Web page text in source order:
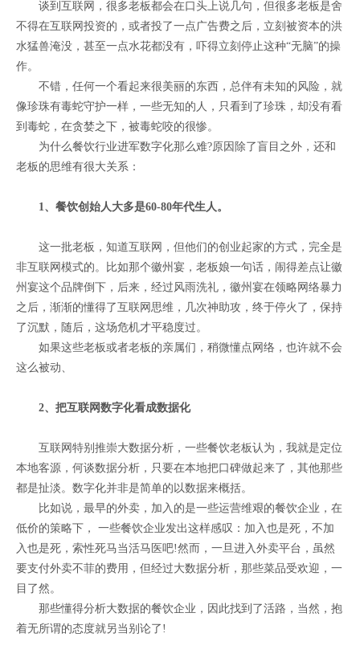
谈到互联网，很多老板都会在口头上说几句，但很多老板是舍
不得在互联网投资的，或者投了一点广告费之后，立刻被资本的洪
水猛兽淹没，甚至一点水花都没有，吓得立刻停止这种“无脑”的操
作。
不错，任何一个看起来很美丽的东西，总伴有未知的风险，就
像珍珠有毒蛇守护一样，一些无知的人，只看到了珍珠，却没有看
到毒蛇，在贪婪之下，被毒蛇咬的很惨。
为什么餐饮行业进军数字化那么难?原因除了盲目之外，还和
老板的思维有很大关系：
1、餐饮创始人大多是60-80年代生人。
这一批老板，知道互联网，但他们的创业起家的方式，完全是
非互联网模式的。比如那个徽州宴，老板娘一句话，闹得差点让徽
州宴这个品牌倒下，后来，经过风雨洗礼，徽州宴在领略网络暴力
之后，渐渐的懂得了互联网思维，几次神助攻，终于停火了，保持
了沉默，随后，这场危机才平稳度过。
如果这些老板或者老板的亲属们，稍微懂点网络，也许就不会
这么被动、
2、把互联网数字化看成数据化
互联网特别推崇大数据分析，一些餐饮老板认为，我就是定位
本地客源，何谈数据分析，只要在本地把口碑做起来了，其他那些
都是扯淡。数字化并非是简单的以数据来概括。
比如说，最早的外卖，加入的是一些运营维艰的餐饮企业，在
低价的策略下， 一些餐饮企业发出这样感叹：加入也是死，不加
入也是死，索性死马当活马医吧!然而，一旦进入外卖平台，虽然
要支付外卖不菲的费用，但经过大数据分析，那些菜品受欢迎，一
目了然。
那些懂得分析大数据的餐饮企业，因此找到了活路，当然，抱
着无所谓的态度就另当别论了!